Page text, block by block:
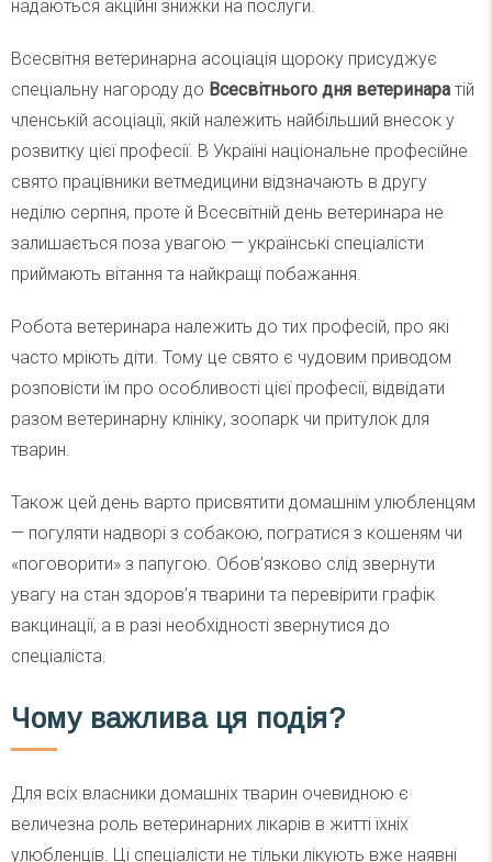
надаються акційні знижки на послуги.
Всесвітня ветеринарна асоціація щороку присуджує
спеціальну нагороду до Всесвітнього дня ветеринара тій
членській асоціації, якій належить найбільший внесок у
розвитку цієї професії. В Україні національне професійне
свято працівники ветмедицини відзначають в другу
неділю серпня, проте й Всесвітній день ветеринара не
залишається поза увагою — українські спеціалісти
приймають вітання та найкращі побажання.
Робота ветеринара належить до тих професій, про які
часто мріють діти. Тому це свято є чудовим приводом
розповісти їм про особливості цієї професії, відвідати
разом ветеринарну клініку, зоопарк чи притулок для
тварин.
Також цей день варто присвятити домашнім улюбленцям
— погуляти надворі з собакою, погратися з кошеням чи
«поговорити» з папугою. Обов’язково слід звернути
увагу на стан здоров’я тварини та перевірити графік
вакцинації, а в разі необхідності звернутися до
спеціаліста.
Чому важлива ця подія?
Для всіх власники домашніх тварин очевидною є
величезна роль ветеринарних лікарів в житті їхніх
улюбленців. Ці спеціалісти не тільки лікують вже наявні